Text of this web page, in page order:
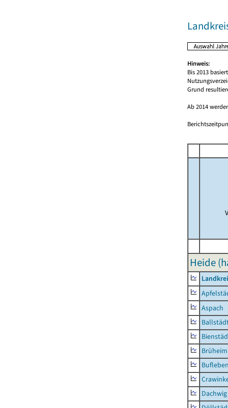
Hinweis:
Bis 2013
Grund
Ab 2014
Heide
Aspach
Brüheim
Dachwig